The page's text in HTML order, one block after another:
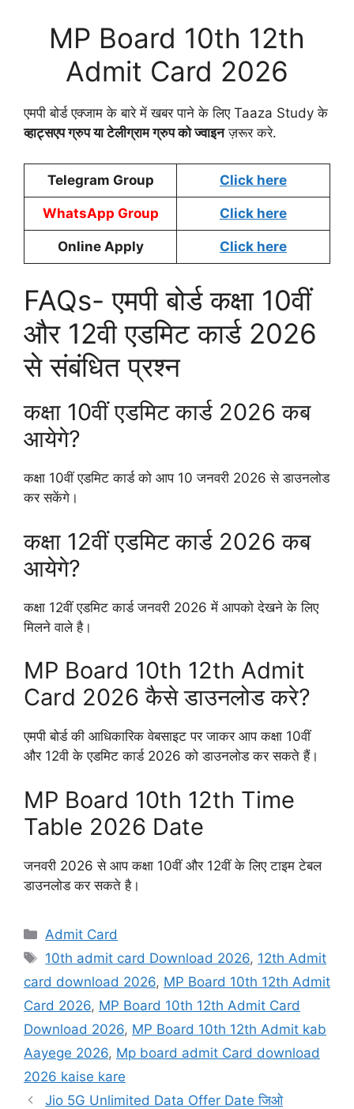
MP Board 10th 12th
Admit Card 2026
एमपी बोर्ड एक्जाम के बारे में खबर पाने के लिए Taaza Study के
व्हाट्सएप ग्रुप या टेलीग्राम ग्रुप को ज्वाइनज़रूर करे.
Telegram Group Click here
WhatsApp Group Click here
Online Apply Click here
FAQs- एमपी बोर्ड कक्षा 10वीं
और 12वी एडमिट कार्ड 2026
से संबंधित प्रश्न
कक्षा 10वीं एडमिट कार्ड 2026 कब
आयेगे?
कक्षा 10वीं एडमिट कार्ड को आप 10 जनवरी 2026 से डाउनलोड
कर सकेंगे।
कक्षा 12वीं एडमिट कार्ड 2026 कब
आयेगे?
कक्षा 12वीं एडमिट कार्ड जनवरी 2026 में आपको देखने के लिए
मिलने वाले है।
MP Board 10th 12th Admit
Card 2026 कैसे डाउनलोड करे?
एमपी बोर्ड की आधिकारिक वेबसाइट पर जाकर आप कक्षा 10वीं
और 12वी के एडमिट कार्ड 2026 को डाउनलोड कर सकते हैं।
MP Board 10th 12th Time
Table 2026 Date
जनवरी 2026 से आप कक्षा 10वीं और 12वीं के लिए टाइम टेबल
डाउनलोड कर सकते है।
Categories
Admit Card
Tags
10th admit card Download 2026, 12th Admit
card download 2026, MP Board 10th 12th Admit
Card 2026, MP Board 10th 12th Admit Card
Download 2026, MP Board 10th 12th Admit kab
Aayege 2026, Mp board admit Card download
2026 kaise kare
Jio 5G Unlimited Data Offer Date जिओ